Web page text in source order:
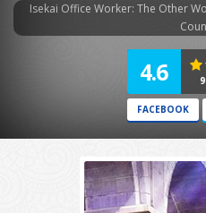
Isekai Office Worker: The Other
4.6
FACEBOOK